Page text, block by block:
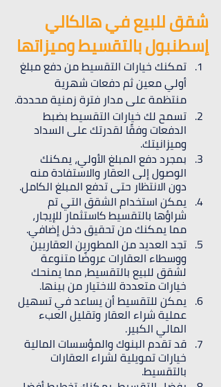
شقق للبيع في هالكالي
إسطنبول بالتقسيط وميزاتها
تمكنك خيارات التقسيط من دفع مبلغ
أولي معين ثم دفعات شهرية
منتظمة على مدار فترة زمنية محددة.
تسمح لك خيارات التقسيط بضبط
الدفعات وفقًا لقدرتك على السداد
وميزانيتك.
بمجرد دفع المبلغ الأولي، يمكنك
الوصول إلى العقار والاستفادة منه
دون الانتظار حتى تدفع المبلغ الكامل.
يمكن استخدام الشقق التي تم
شراؤها بالتقسيط كاستثمار للإيجار،
مما يمكنك من تحقيق دخل إضافي.
تجد العديد من المطورين العقاريين
ووسطاء العقارات عروضًا متنوعة
لشقق للبيع بالتقسيط، مما يمنحك
خيارات متعددة للاختيار من بينها.
يمكن للتقسيط أن يساعد في تسهيل
عملية شراء العقار وتقليل العبء
المالي الكبير.
قد تقدم البنوك والمؤسسات المالية
خيارات تمويلية لشراء العقارات
بالتقسيط.